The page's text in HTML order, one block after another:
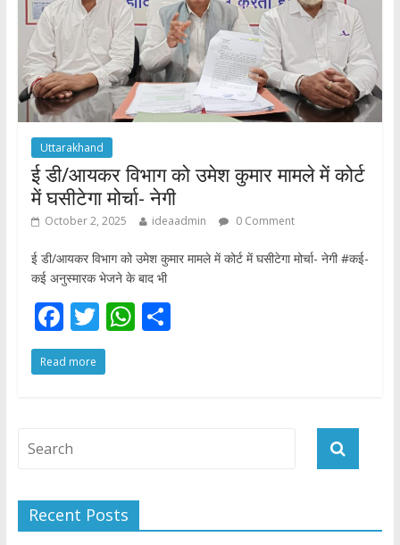
Uttarakhand
ई डी/आयकर विभाग को उमेश कुमार मामले में कोर्ट
में घसीटेगा मोर्चा- नेगी
October 2, 2025 ideaadmin 0 Comment
ई डी/आयकर विभाग को उमेश कुमार मामले में कोर्ट में घसीटेगा मोर्चा- नेगी #कई-
कई अनुस्मारक भेजने के बाद भी
F
ac
e
o
T
w
itt
W S
Read more
Recent Posts